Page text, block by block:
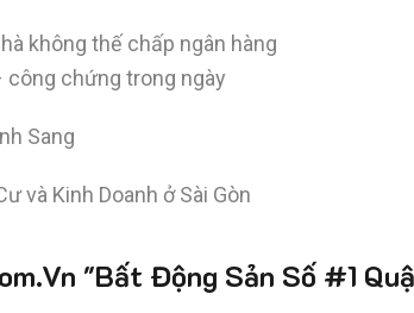
không thế chấp ngân hàng
công chứng trong ngày
Sang
và Kinh Doanh ở Sài Gòn
"Bất Động Sản Số #1